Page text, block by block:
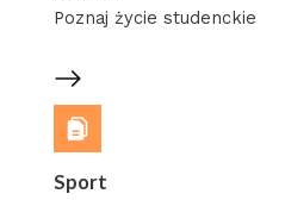
Poznaj życie studenckie
Sport